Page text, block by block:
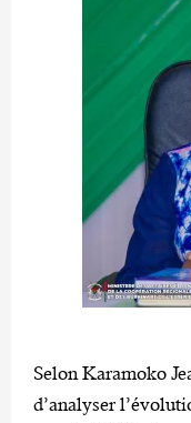
Selon Karamoko
d’analyser